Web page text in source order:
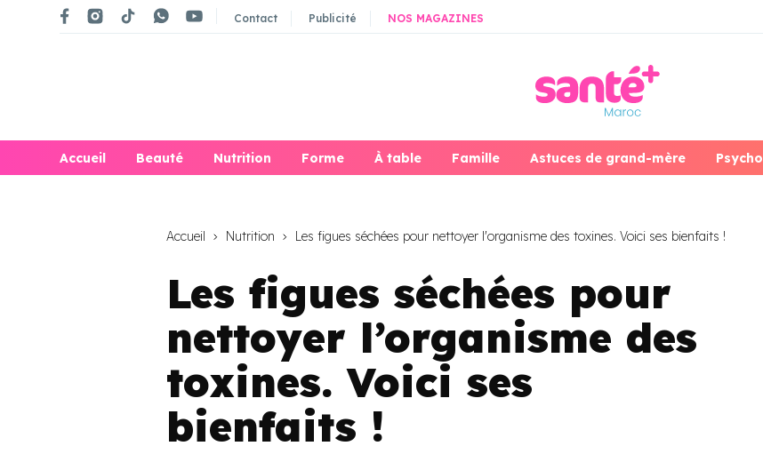
Contact Publicité NOS MAGAZINES
Accueil Beauté Nutrition Forme À table Famille Astuces de grand-mère Psycho
Accueil Nutrition Les figues séchées pour nettoyer l'organisme des toxines. Voici ses bienfaits !
Les figues séchées pour
nettoyer l’organisme des
toxines. Voici ses
bienfaits !